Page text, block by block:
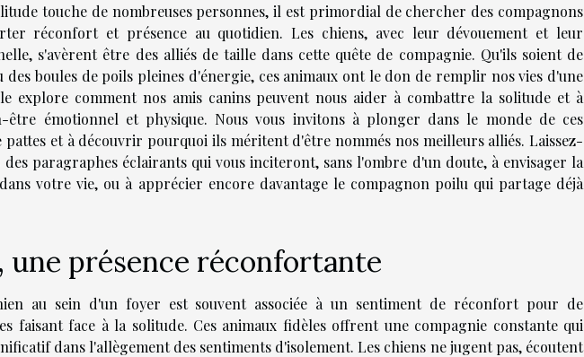
touche de nombreuses personnes, il est primordial de chercher des compagnons
réconfort et présence au quotidien. Les chiens, avec leur dévouement et leur
s'avèrent être des alliés de taille dans cette quête de compagnie. Qu'ils soient de
boules de poils pleines d'énergie, ces animaux ont le don de remplir nos vies d'une
explore comment nos amis canins peuvent nous aider à combattre la solitude et à
être émotionnel et physique. Nous vous invitons à plonger dans le monde de ces
pattes et à découvrir pourquoi ils méritent d'être nommés nos meilleurs alliés. Laissez-
paragraphes éclairants qui vous inciteront, sans l'ombre d'un doute, à envisager la
votre vie, ou à apprécier encore davantage le compagnon poilu qui partage déjà
une présence réconfortante
au sein d'un foyer est souvent associée à un sentiment de réconfort pour de
faisant face à la solitude. Ces animaux fidèles offrent une compagnie constante qui
dans l'allègement des sentiments d'isolement. Les chiens ne jugent pas, écoutent